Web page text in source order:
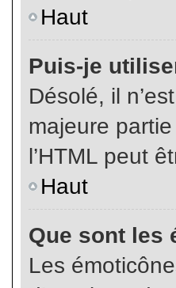
Haut
Puis-je
Désolé, il
majeure
l’HTML peut
Haut
Que sont les
Les